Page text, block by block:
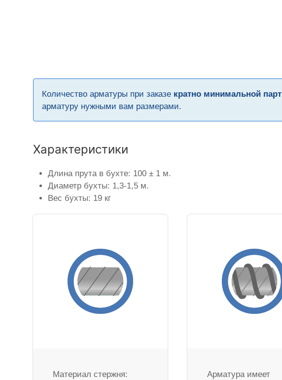
Количество арматуры при заказе кратно минимальной
арматуру нужными вам размерами.
Характеристики
Длина прута в бухте: 100 ± 1 м.
Диаметр бухты: 1,3-1,5 м.
Вес бухты: 19 кг
Материал стержня:
Арматура имеет